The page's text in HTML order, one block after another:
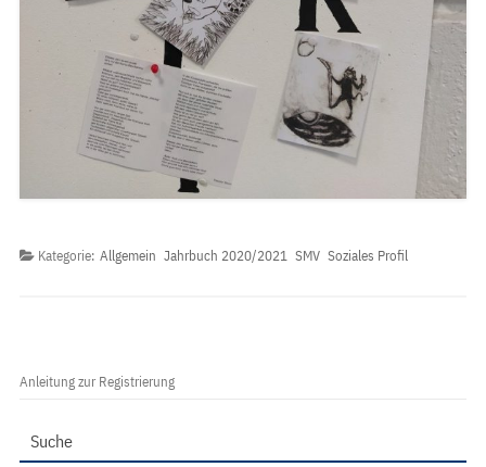
Kategorie: Allgemein Jahrbuch 2020/2021 SMV Soziales Profil
Anleitung zur Registrierung
Suche